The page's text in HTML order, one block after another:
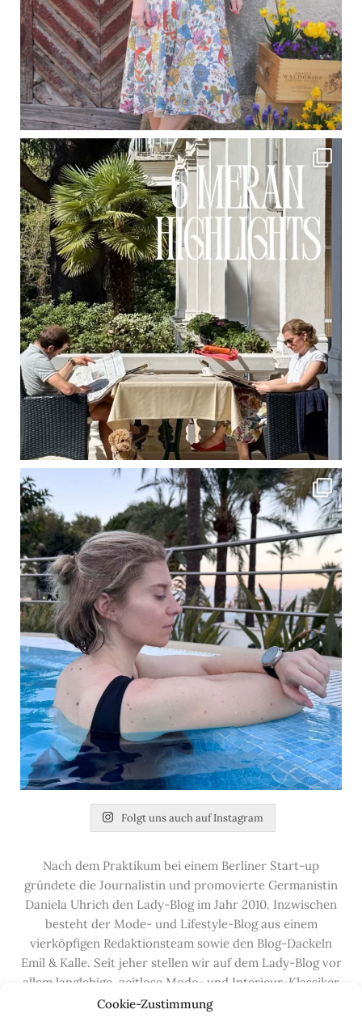
Cookie-Zustimmung
Folgt uns auch auf Instagram
Nach dem Praktikum bei einem Berliner Start-up
gründete die Journalistin und promovierte Germanistin
Daniela Uhrich den Lady-Blog im Jahr 2010. Inzwischen
besteht der Mode- und Lifestyle-Blog aus einem
vierköpfigen Redaktionsteam sowie den Blog-Dackeln
Emil & Kalle. Seit jeher stellen wir auf dem Lady-Blog vor
allem langlebige, zeitlose Mode- und Interieur-Klassiker
vor, die hochwertig verarbeitet und unter guten